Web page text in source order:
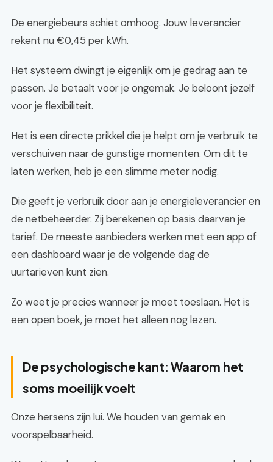
De energiebeurs schiet omhoog. Jouw leverancier
rekent nu €0,45 per kWh.
Het systeem dwingt je eigenlijk om je gedrag aan te
passen. Je betaalt voor je ongemak. Je beloont jezelf
voor je flexibiliteit.
Het is een directe prikkel die je helpt om je verbruik te
verschuiven naar de gunstige momenten. Om dit te
laten werken, heb je een slimme meter nodig.
Die geeft je verbruik door aan je energieleverancier en
de netbeheerder. Zij berekenen op basis daarvan je
tarief. De meeste aanbieders werken met een app of
een dashboard waar je de volgende dag de
uurtarieven kunt zien.
Zo weet je precies wanneer je moet toeslaan. Het is
een open boek, je moet het alleen nog lezen.
De psychologische kant: Waarom het
soms moeilijk voelt
Onze hersens zijn lui. We houden van gemak en
voorspelbaarheid.